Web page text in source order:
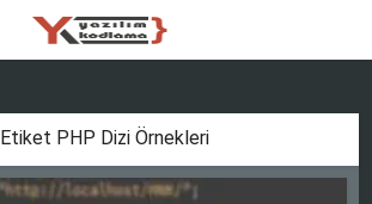
Etiket PHP Dizi Örnekleri